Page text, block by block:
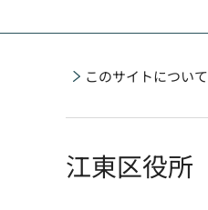
このサイトについて
江東区役所